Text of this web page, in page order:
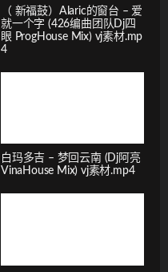
（ 新福鼓）Alaric的窗台 – 爱
就一个字 (426编曲团队Dj四
眼 ProgHouse Mix) vj素材.mp
4
白玛多吉 – 梦回云南 (Dj阿亮
VinaHouse Mix) vj素材.mp4